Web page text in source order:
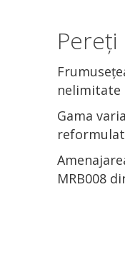
nelimitate
Gama
MRB008